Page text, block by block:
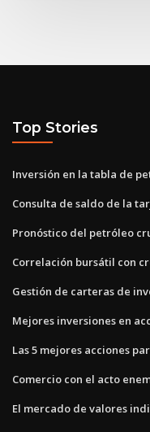
Top Stories
Inversión en la tabla de
Consulta de saldo de la
Pronóstico del petróleo
Correlación bursátil con
Gestión de carteras de
Mejores inversiones en
Las 5 mejores acciones
Comercio con el acto
El mercado de valores